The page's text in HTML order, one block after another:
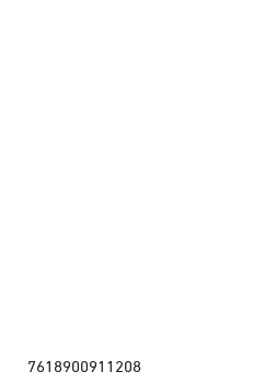
الأظافر لا يجفف الظفر ولا
ضمادة.
7618900911208